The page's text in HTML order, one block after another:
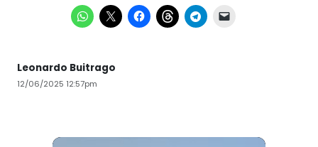
Leonardo Buitrago
12/06/2025 12:57pm